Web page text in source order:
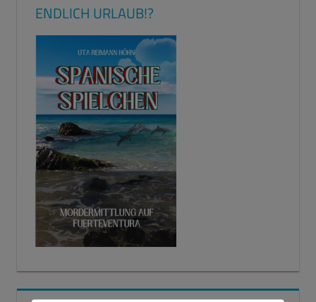
ENDLICH URLAUB!?